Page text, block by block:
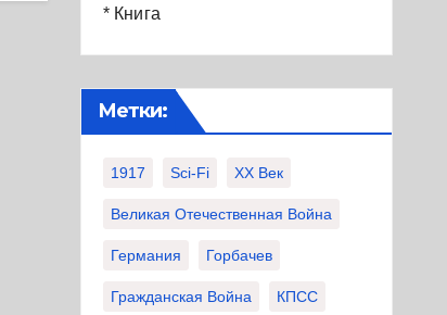
* Книга
Метки:
1917 Sci-Fi XX Век
Великая Отечественная Война
Германия Горбачев
Гражданская Война КПСС